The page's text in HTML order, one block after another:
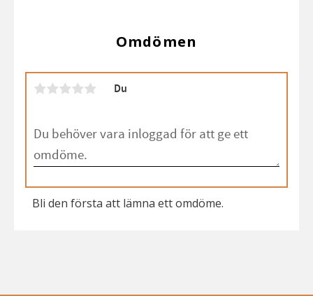
Omdömen
Du
Bli den första att lämna ett omdöme.